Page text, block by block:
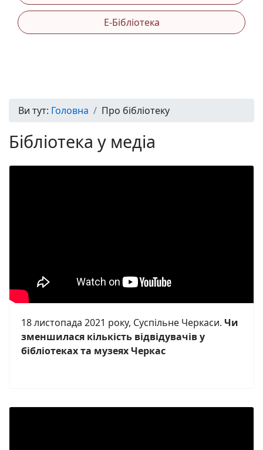
Е-Бібліотека
Ви тут: Головна Про бібліотеку
Бібліотека у медіа
18 листопада 2021 року, Суспільне Черкаси. Чи
зменшилася кількість відвідувачів у
бібліотеках та музеях Черкас